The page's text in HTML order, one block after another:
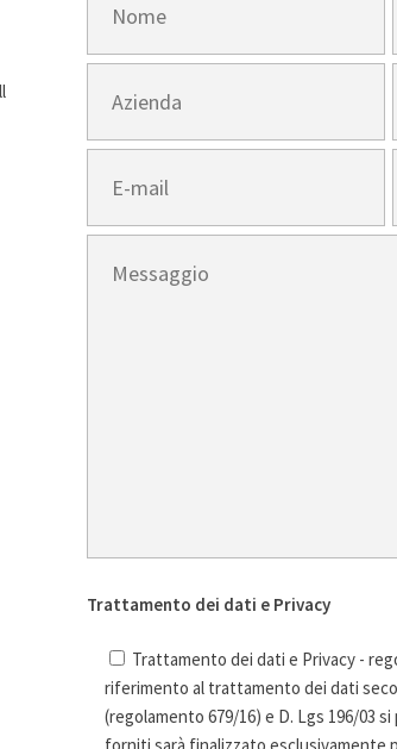
Trattamento dei dati e Privacy
Trattamento dei dati e Privacy -
riferimento al trattamento dei dati
(regolamento 679/16) e D. Lgs 196/03